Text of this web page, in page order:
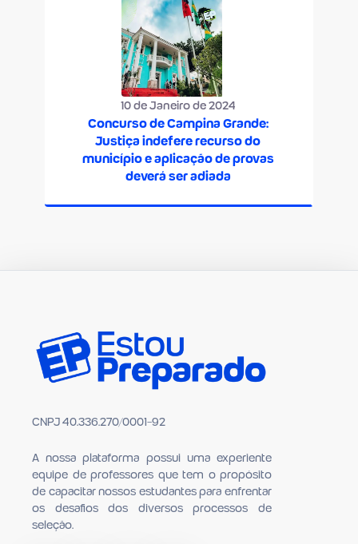
10 de Janeiro de 2024
Concurso de Campina Grande:
Justiça indefere recurso do
município e aplicação de provas
deverá ser adiada
CNPJ 40.336.270/0001-92
A nossa plataforma possui uma experiente
equipe de professores que tem o propósito
de capacitar nossos estudantes para en­frentar
os desafios dos diversos processos de
seleção.